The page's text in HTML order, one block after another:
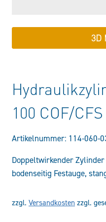
3D
100 COF/CFS
Artikelnummer: 114-060-
Doppeltwirkender
bodenseitig Festauge,
zzgl. Versandkosten zzgl.